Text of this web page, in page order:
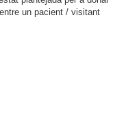
un pacient / visitant